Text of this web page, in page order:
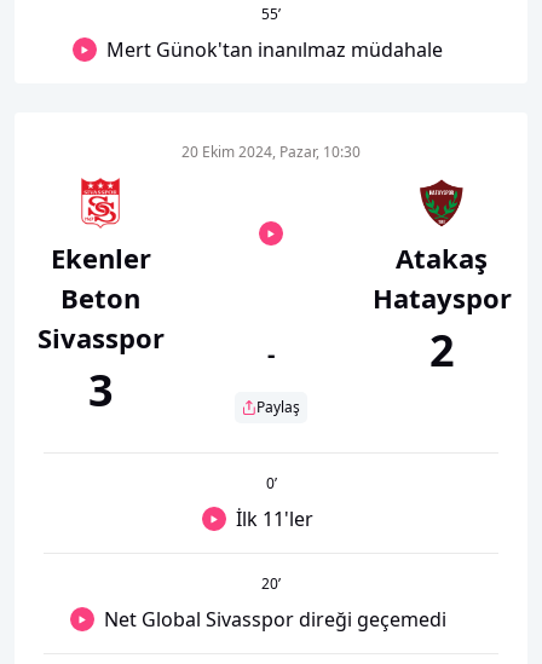
55’
Mert Günok'tan inanılmaz müdahale
Ekenler
Beton
Sivasspor
3
20 Ekim 2024, Pazar, 10:30
-
Paylaş
Atakaş
Hatayspor
2
0’
İlk 11'ler
20’
Net Global Sivasspor direği geçemedi